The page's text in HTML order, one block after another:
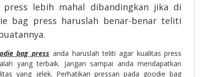
lebih mahal dibandingkan jika di
bag press haruslah benar-benar teliti
bag press anda haruslah teliti agar kualitas press
yang terbaik. Jangan sampai anda mendapatkan
yang jelek. Perhatikan pressan pada goodie bag